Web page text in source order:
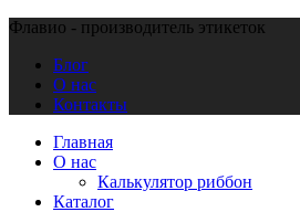
Флавио - производитель этикеток
Блог
О нас
Контакты
Главная
О нас
Калькулятор риббон
Каталог